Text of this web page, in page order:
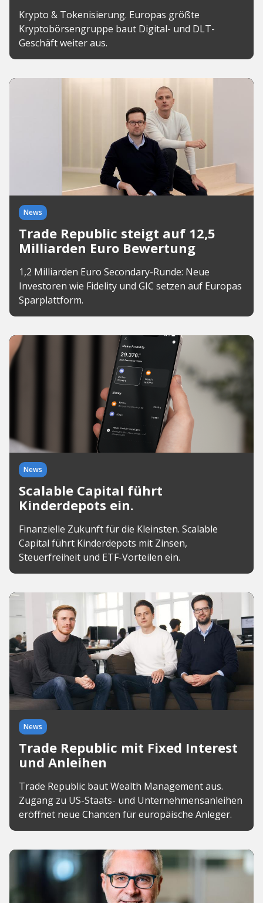
Krypto & Tokenisierung. Europas größte
Kryptobörsengruppe baut Digital- und DLT-
Geschäft weiter aus.
News
Trade Republic steigt auf 12,5
Milliarden Euro Bewertung
1,2 Milliarden Euro Secondary-Runde: Neue
Investoren wie Fidelity und GIC setzen auf Europas
Sparplattform.
News
Scalable Capital führt
Kinderdepots ein.
Finanzielle Zukunft für die Kleinsten. Scalable
Capital führt Kinderdepots mit Zinsen,
Steuerfreiheit und ETF-Vorteilen ein.
News
Trade Republic mit Fixed Interest
und Anleihen
Trade Republic baut Wealth Management aus.
Zugang zu US-Staats- und Unternehmensanleihen
eröffnet neue Chancen für europäische Anleger.